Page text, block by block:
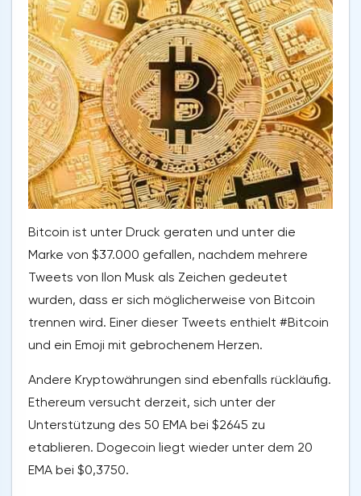
Bitcoin ist unter Druck geraten und unter die
Marke von $37.000 gefallen, nachdem mehrere
Tweets von Ilon Musk als Zeichen gedeutet
wurden, dass er sich möglicherweise von Bitcoin
trennen wird. Einer dieser Tweets enthielt #Bitcoin
und ein Emoji mit gebrochenem Herzen.
Andere Kryptowährungen sind ebenfalls rückläufig.
Ethereum versucht derzeit, sich unter der
Unterstützung des 50 EMA bei $2645 zu
etablieren. Dogecoin liegt wieder unter dem 20
EMA bei $0,3750.